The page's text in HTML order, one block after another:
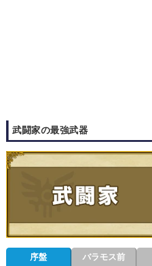
武闘家の最強武器
序盤 バラモス前